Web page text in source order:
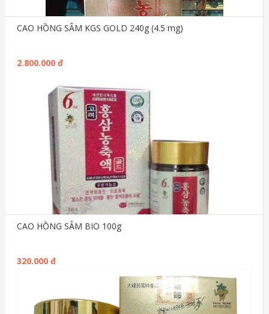
CAO HỒNG SÂM KGS GOLD 240g (4.5 mg)
2.800.000 đ
CAO HỒNG SÂM BIO 100g
320.000 đ